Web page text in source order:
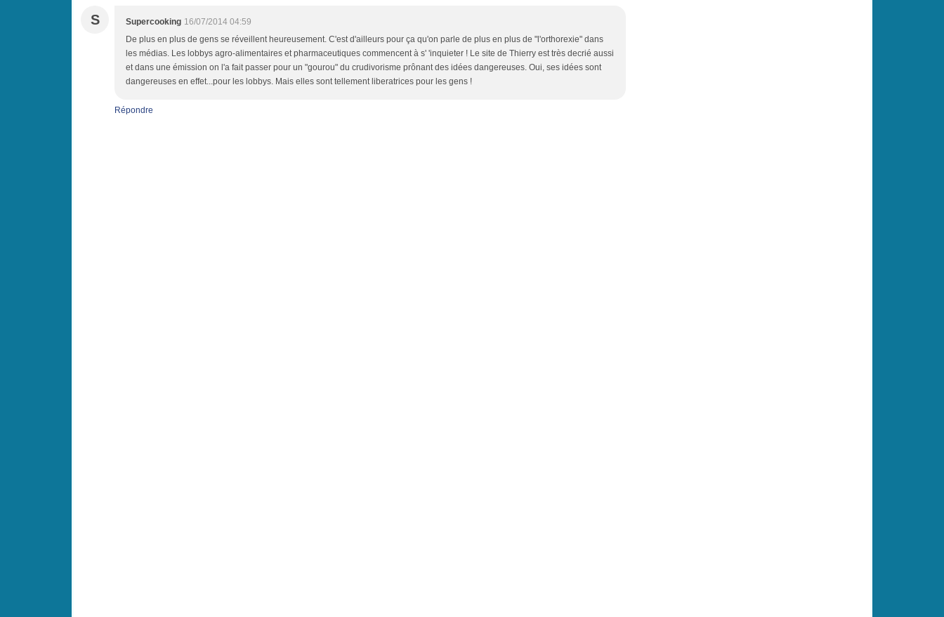
S Supercooking 16/07/2014 04:59
De plus en plus de gens se réveillent heureusement. C'est d'ailleurs pour ça qu'on parle de plus en plus de "l'orthorexie" dans
les médias. Les lobbys agro-alimentaires et pharmaceutiques commencent à s' 'inquieter ! Le site de Thierry est très decrié aussi
et dans une émission on l'a fait passer pour un "gourou" du crudivorisme prônant des idées dangereuses. Oui, ses idées sont
dangereuses en effet...pour les lobbys. Mais elles sont tellement liberatrices pour les gens !
Répondre